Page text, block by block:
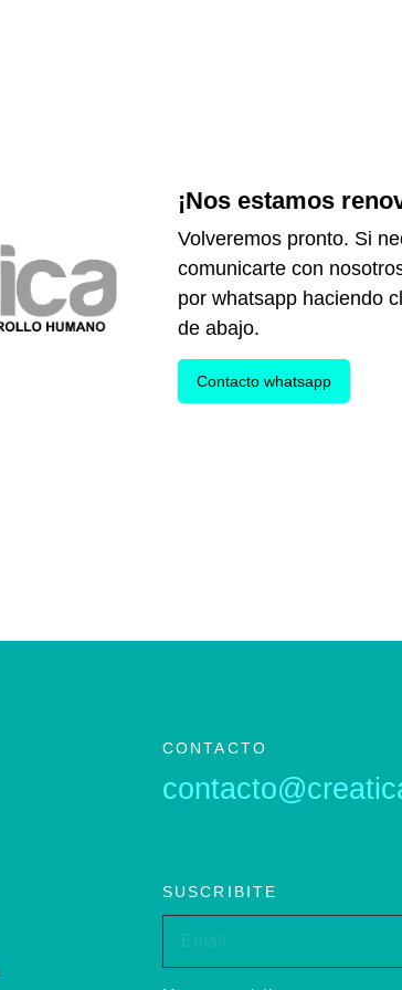
¡Nos estamos
Volveremos pronto. Si
comunicarte con
por whatsapp haciendo
de abajo.
Contacto whatsapp
CONTACTO
SUSCRIBITE